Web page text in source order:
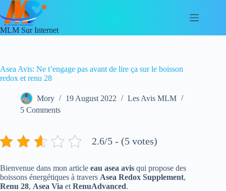
Skip
to
content
MLM Sur Internet
Asea Avis: Ne t’engage pas avant de lire ça sur le boisson
redox et renu 28
Mory 19 August 2022
Les Avis MLM
5 Comments
2.6/5 - (5 votes)
Bienvenue dans mon article eau asea avis qui propose des
boissons énergétiques à travers Asea Redox Supplement,
Renu 28, Asea Via et RenuAdvanced.